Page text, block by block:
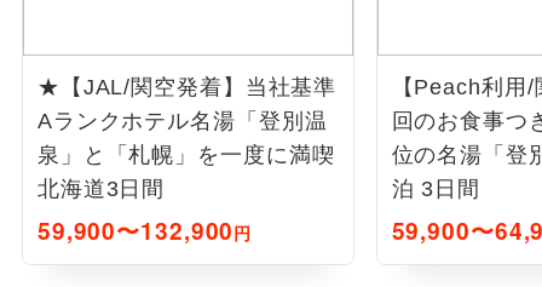
★【JAL/関空発着】当社基準
Aランクホテル名湯「登別温
泉」と「札幌」を一度に満喫
北海道3日間
59,900〜132,900円
【Peach利用
回のお食事
位の名湯「登
泊 3日間
59,900〜